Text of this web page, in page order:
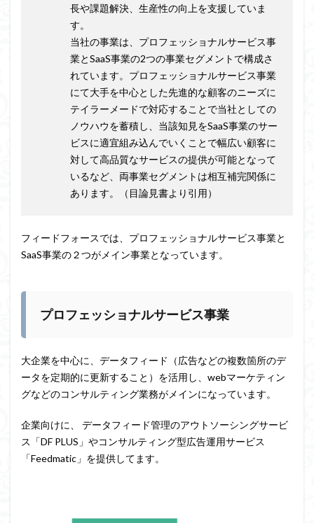
長や課題解決、生産性の向上を支援していま
す。
当社の事業は、プロフェッショナルサービス事
業とSaaS事業の2つの事業セグメントで構成さ
れています。プロフェッショナルサービス事業
にて大手を中心とした先進的な顧客のニーズに
テイラーメードで対応することで当社としての
ノウハウを蓄積し、当該知見をSaaS事業のサー
ビスに適宜組み込んでいくことで幅広い顧客に
対して高品質なサービスの提供が可能となって
いるなど、両事業セグメントは相互補完関係に
あります。
（目論見書より引用）
フィードフォースでは、プロフェッショナルサービス事業と
SaaS事業の２つがメイン事業となっています。
プロフェッショナルサービス事業
大企業を中心に、データフィード（広告などの複数箇所のデ
ータを定期的に更新すること）を活用し、webマーケティン
グなどのコンサルティング業務がメインになっています。
企業向けに、 データフィード管理のアウトソーシングサービ
ス「DF PLUS」やコンサルティング型広告運用サービス
「Feedmatic」を提供してます。